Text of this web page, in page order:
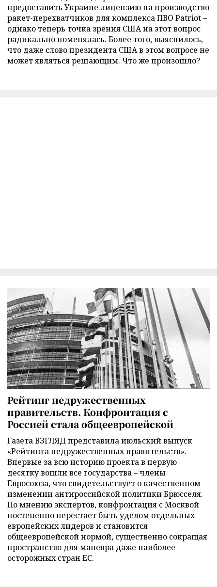
предоставить Украине лицензию на производство
ракет-перехватчиков для комплекса ПВО Patriot –
однако теперь точка зрения США на этот вопрос
радикально поменялась. Более того, выяснилось,
что даже слово президента США в этом вопросе не
может являться решающим. Что же произошло?
Рейтинг недружественных
правительств. Конфронтация с
Россией стала общеевропейской
Газета ВЗГЛЯД представила июльский выпуск
«Рейтинга недружественных правительств».
Впервые за всю историю проекта в первую
десятку вошли все государства – члены
Евросоюза, что свидетельствует о качественном
изменении антироссийской политики Брюсселя.
По мнению экспертов, конфронтация с Москвой
постепенно перестает быть уделом отдельных
европейских лидеров и становится
общеевропейской нормой, существенно сокращая
пространство для маневра даже наиболее
осторожных стран ЕС.